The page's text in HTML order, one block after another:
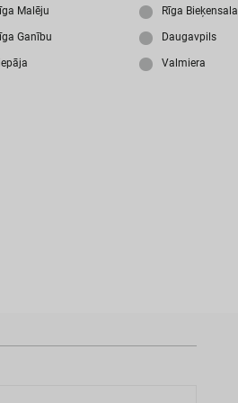
Aiz
id
Malēju Rīga Bieķensala
Ganību Daugavpils
Valmiera